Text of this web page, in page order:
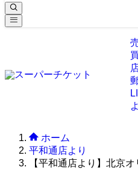
ホーム
平和通店より
【平和通店より】北京